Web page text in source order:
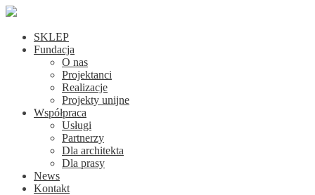
SKLEP
Fundacja
O nas
Projektanci
Realizacje
Projekty unijne
Współpraca
Usługi
Partnerzy
Dla architekta
Dla prasy
News
Kontakt